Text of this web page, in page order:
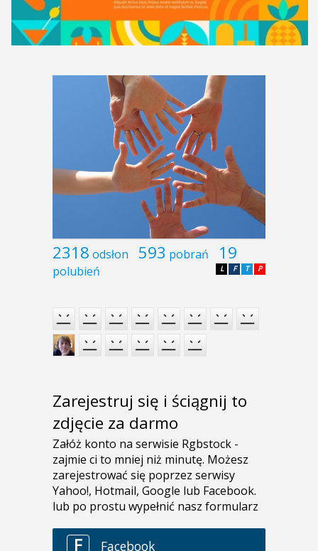
2318 odsłon 593 pobrań 19
polubień P
T
F
L
Zarejestruj się i ściągnij to
zdjęcie za darmo